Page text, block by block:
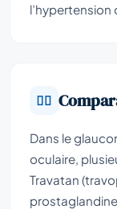
l’hypertension
Dans le
oculaire,
Travatan